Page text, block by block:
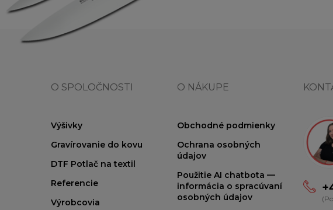
O SPOLOČNOSTI
Výšivky
Gravírovanie do kovu
DTF Potlač na textil
Referencie
Výrobcovia
O NÁKUPE
Obchodné podmienky
Ochrana osobných
údajov
Použitie AI chatbota —
informácia o spracúvaní
osobných údajov